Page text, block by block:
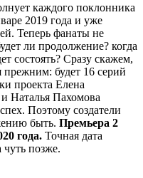
каждого поклонника
2019 года и уже
Теперь фанаты не
ли продолжение? когда
состоять? Сразу скажем,
прежним: будет 16 серий
проекта Елена
Наталья Пахомова
Поэтому создатели
быть. Премьера 2
года. Точная дата
чуть позже.